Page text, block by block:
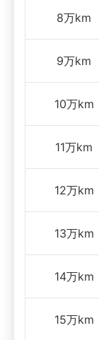
8万km
9万km
10万km
11万km
12万km
13万km
14万km
15万km